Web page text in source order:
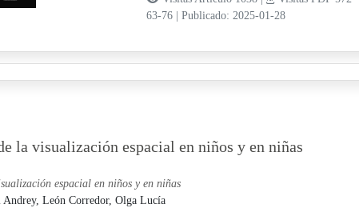
63-76
Publicado: 2025-01-28
la visualización espacial en niños y en niñas
espacial en niños y en niñas
Andrey, León Corredor, Olga Lucía